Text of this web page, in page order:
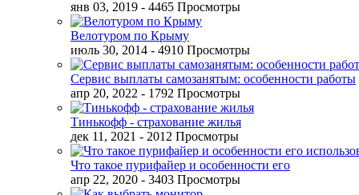
янв 03, 2019 - 4465 Просмотры
Велотуром по Крыму
июль 30, 2014 - 4910 Просмотры
Сервис выплаты самозанятым: особенности работы
апр 20, 2022 - 1792 Просмотры
Тинькофф - страхование жилья
дек 11, 2021 - 2012 Просмотры
Что такое пурифайер и особенности его
апр 22, 2020 - 3403 Просмотры